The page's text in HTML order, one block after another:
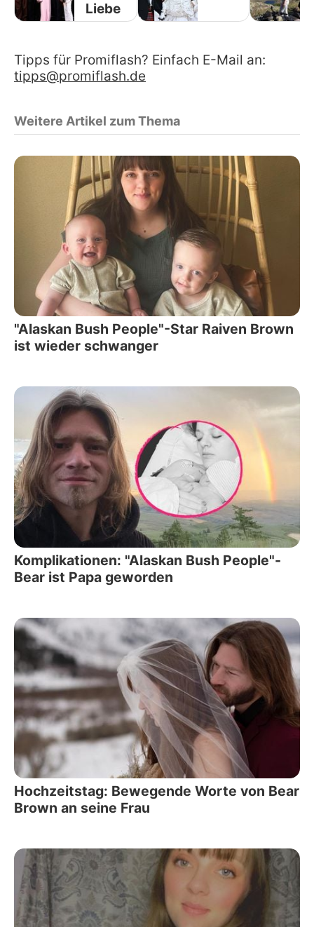
Liebe
Tipps für Promiflash? Einfach E-Mail an:
tipps@promiflash.de
Weitere Artikel zum Thema
"Alaskan Bush People"-Star Raiven Brown
ist wieder schwanger
Komplikationen: "Alaskan Bush People"-
Bear ist Papa geworden
Hochzeitstag: Bewegende Worte von Bear
Brown an seine Frau